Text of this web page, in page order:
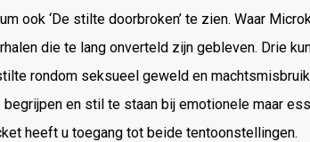
ook ‘De stilte doorbroken’ te zien. Waar
die te lang onverteld zijn gebleven. Drie
rondom seksueel geweld en
en stil te staan bij emotionele maar
heeft u toegang tot beide tentoonstellingen.